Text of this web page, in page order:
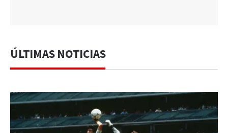
ÚLTIMAS NOTICIAS